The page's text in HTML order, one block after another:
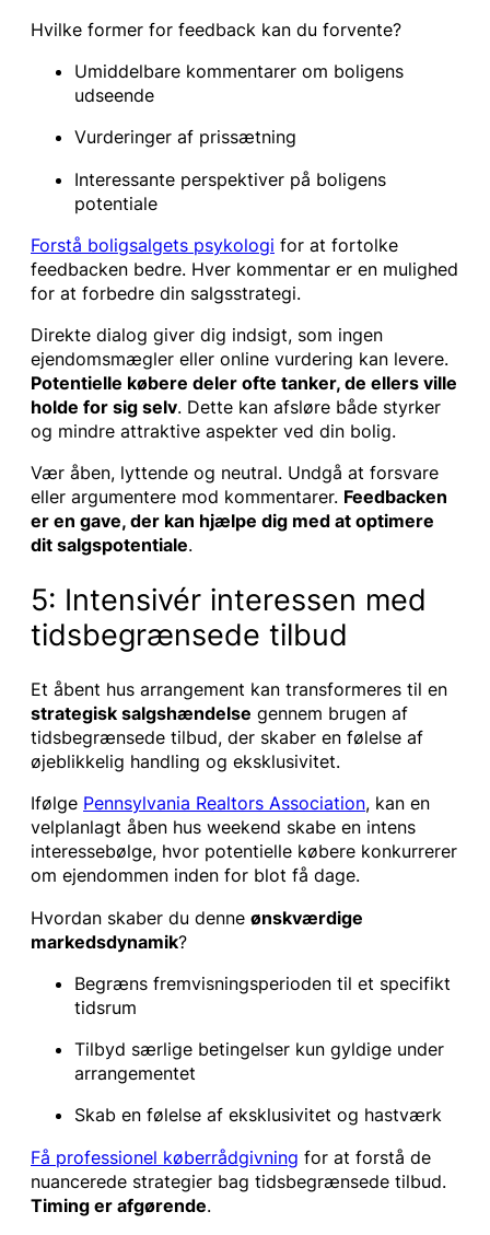
Hvilke former for feedback kan du forvente?
Umiddelbare kommentarer om boligens
udseende
Vurderinger af prissætning
Interessante perspektiver på boligens
potentiale
Forstå boligsalgets psykologi for at fortolke
feedbacken bedre. Hver kommentar er en mulighed
for at forbedre din salgsstrategi.
Direkte dialog giver dig indsigt, som ingen
ejendomsmægler eller online vurdering kan levere.
Potentielle købere deler ofte tanker, de ellers ville
holde for sig selv. Dette kan afsløre både styrker
og mindre attraktive aspekter ved din bolig.
Vær åben, lyttende og neutral. Undgå at forsvare
eller argumentere mod kommentarer. Feedbacken
er en gave, der kan hjælpe dig med at optimere
dit salgspotentiale.
5: Intensivér interessen med
tidsbegrænsede tilbud
Et åbent hus arrangement kan transformeres til en
strategisk salgshændelse gennem brugen af
tidsbegrænsede tilbud, der skaber en følelse af
øjeblikkelig handling og eksklusivitet.
Ifølge Pennsylvania Realtors Association, kan en
velplanlagt åben hus weekend skabe en intens
interessebølge, hvor potentielle købere konkurrerer
om ejendommen inden for blot få dage.
Hvordan skaber du denne ønskværdige
markedsdynamik?
Begræns fremvisningsperioden til et specifikt
tidsrum
Tilbyd særlige betingelser kun gyldige under
arrangementet
Skab en følelse af eksklusivitet og hastværk
Få professionel køberrådgivning for at forstå de
nuancerede strategier bag tidsbegrænsede tilbud.
Timing er afgørende.